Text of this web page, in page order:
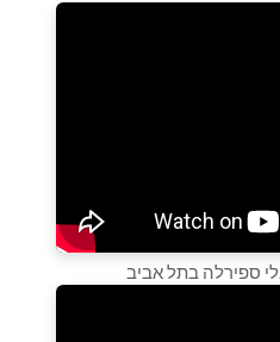
ספירלה בתל אביב